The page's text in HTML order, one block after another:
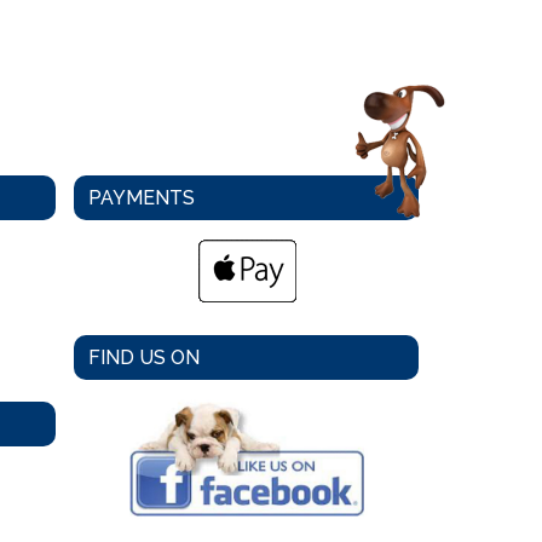
PAYMENTS
FIND US ON